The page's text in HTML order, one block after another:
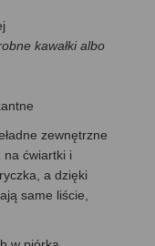
kawałki albo
zewnętrzne
na ćwiartki i
a dzięki
same liście,